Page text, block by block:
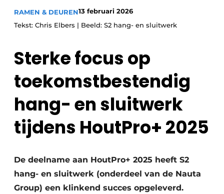
Uitnodiging Rondetafelgesprek – 20 jaar Profiel
Vacatures
Video’s
Werben
RAMEN & DEUREN13 februari 2026
Tekst: Chris Elbers | Beeld: S2 hang- en sluitwerk
Sterke focus op
toekomstbestendig
hang- en sluitwerk
tijdens HoutPro+ 2025
De deelname aan HoutPro+ 2025 heeft S2
hang- en sluitwerk (onderdeel van de Nauta
Group) een klinkend succes opgeleverd.